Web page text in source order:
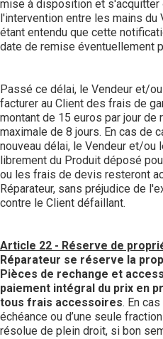
mise à disposition et s'acquitter
l'intervention entre les mains du
étant entendu que cette
date de remise éventuellement
Passé ce délai, le Vendeur et/
facturer au Client des frais de
montant de 15 euros par jour de
maximale de 8 jours. En cas de
nouveau délai, le Vendeur et/ou
librement du Produit déposé
ou les frais de devis resteront
Réparateur, sans préjudice de
contre le Client défaillant.
Article 22 - Réserve de
Réparateur se réserve la
Pièces de rechange et
paiement intégral du prix en
tous frais accessoires. En
échéance ou d’une seule
résolue de plein droit, si bon